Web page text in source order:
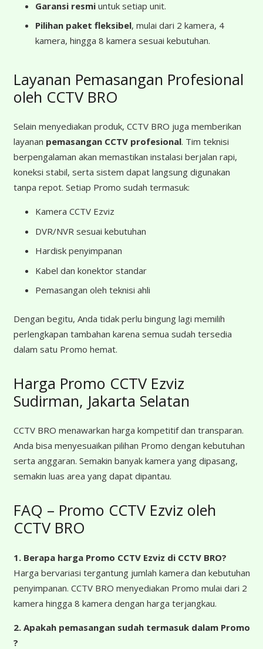
Garansi resmi untuk setiap unit.
Pilihan paket fleksibel, mulai dari 2 kamera, 4
kamera, hingga 8 kamera sesuai kebutuhan.
Layanan Pemasangan Profesional
oleh CCTV BRO
Selain menyediakan produk, CCTV BRO juga memberikan
layanan pemasangan CCTV profesional. Tim teknisi
berpengalaman akan memastikan instalasi berjalan rapi,
koneksi stabil, serta sistem dapat langsung digunakan
tanpa repot. Setiap Promo sudah termasuk:
Kamera CCTV Ezviz
DVR/NVR sesuai kebutuhan
Hardisk penyimpanan
Kabel dan konektor standar
Pemasangan oleh teknisi ahli
Dengan begitu, Anda tidak perlu bingung lagi memilih
perlengkapan tambahan karena semua sudah tersedia
dalam satu Promo hemat.
Harga Promo CCTV Ezviz
Sudirman, Jakarta Selatan
CCTV BRO menawarkan harga kompetitif dan transparan.
Anda bisa menyesuaikan pilihan Promo dengan kebutuhan
serta anggaran. Semakin banyak kamera yang dipasang,
semakin luas area yang dapat dipantau.
FAQ – Promo CCTV Ezviz oleh
CCTV BRO
1. Berapa harga Promo CCTV Ezviz di CCTV BRO?
Harga bervariasi tergantung jumlah kamera dan kebutuhan
penyimpanan. CCTV BRO menyediakan Promo mulai dari 2
kamera hingga 8 kamera dengan harga terjangkau.
2. Apakah pemasangan sudah termasuk dalam Promo
?